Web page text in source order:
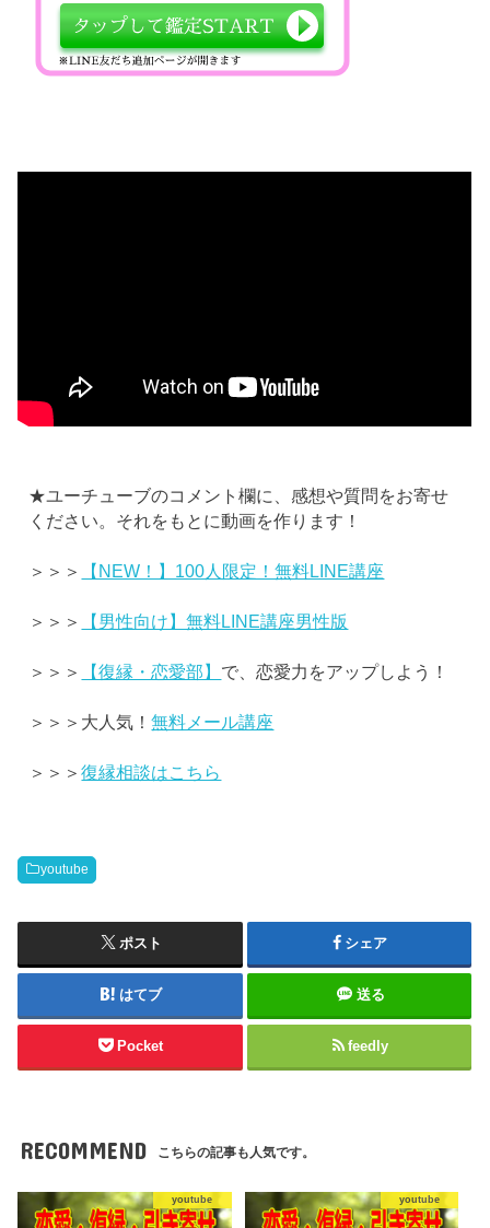
★ユーチューブのコメント欄に、感想や質問をお寄せ
ください。それをもとに動画を作ります！
＞＞＞ 【NEW！】100人限定！無料LINE講座
＞＞＞ 【男性向け】無料LINE講座男性版
＞＞＞ 【復縁・恋愛部】 で、恋愛力をアップしよう！
＞＞＞大人気！無料メール講座
＞＞＞復縁相談はこちら
youtube
ポスト シェア
はてブ 送る
Pocket feedly
RECOMMEND こちらの記事も人気です。
youtube youtube